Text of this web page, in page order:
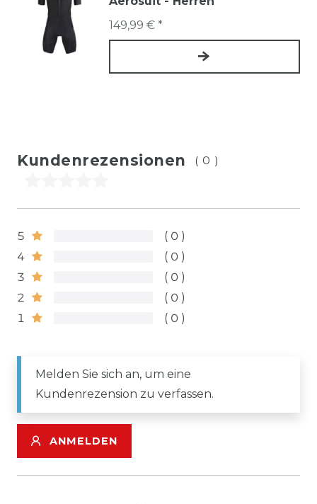
149,99 € *
Kundenrezensionen (0)
5
0
4
0
3
0
2
0
1
0
Melden Sie sich an, um eine
Kundenrezension zu verfassen.
ANMELDEN